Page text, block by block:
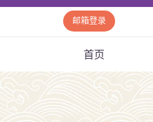
邮箱登录
首页